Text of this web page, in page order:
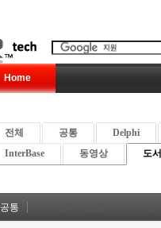
Home
전체 공통
Delphi
InterBase
동영상 도
공통